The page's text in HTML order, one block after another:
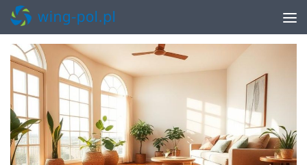
TAGGED:PODŁOGI DREWNIANE LESZNO